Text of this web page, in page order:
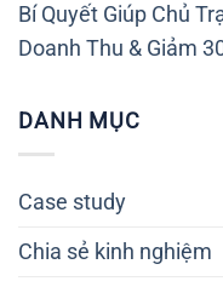
Bí Quyết Giúp Chủ
Doanh Thu & Giảm
DANH MỤC
Case study
Chia sẻ kinh nghiệm